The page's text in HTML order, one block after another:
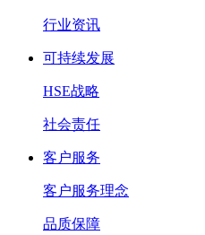
行业资讯
可持续发展
HSE战略
社会责任
客户服务
客户服务理念
品质保障